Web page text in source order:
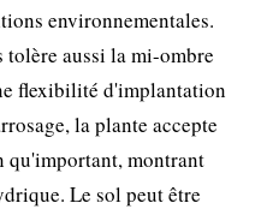
environnementales.
aussi la mi-ombre
flexibilité d'implantation
la plante accepte
qu'important, montrant
Le sol peut être